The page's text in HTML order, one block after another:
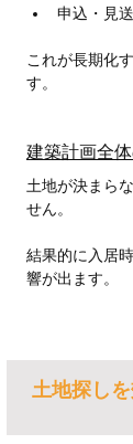
申込・見
これが長期化
す。
建築計画全
土地が決まら
せん。
結果的に入居
響が出ます。
土地探し